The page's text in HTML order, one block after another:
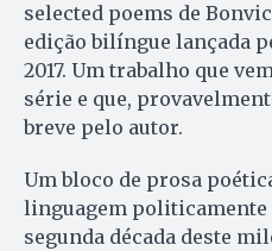
selected poems de
edição bilíngue lançada
2017. Um trabalho que
série e que,
breve pelo autor.
Um bloco de prosa
linguagem politicamente
segunda década deste